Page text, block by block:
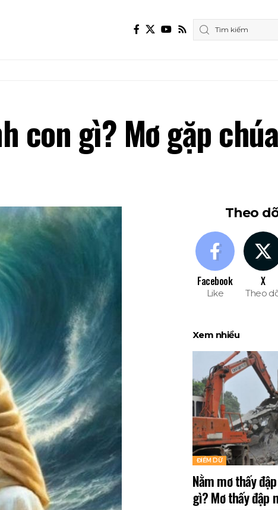
con gì? Mơ gặp
Theo
Facebook
Like
X
Theo
Xem nhiều
ĐIỀM DỮ
Nằm mơ thấy
gì? Mơ thấy đập